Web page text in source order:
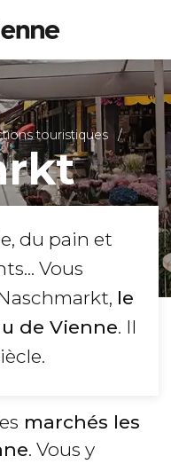
touristiques
du pain et
Vous
le
de Vienne. Il
marchés les
. Vous y